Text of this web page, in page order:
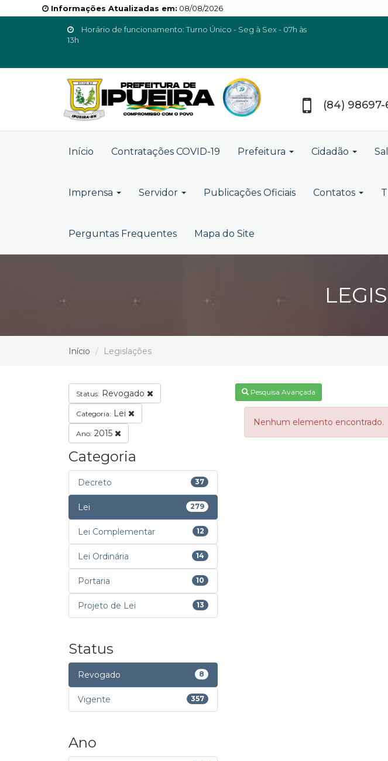
Informações Atualizadas em: 08/08/2026
Horário de funcionamento: Turno Único - Seg à Sex - 07h às
13h
(84) 98697-
Início Contratações COVID-19 Prefeitura Cidadão
Imprensa Servidor Publicações Oficiais Contatos
Perguntas Frequentes Mapa do Site
Início Legislações
Status: Revogado
Categoria: Lei
Ano: 2015
Categoria
Decreto 37
Lei 279
Lei Complementar 12
Lei Ordinária 14
Portaria 10
Projeto de Lei 13
Status
Revogado 8
Vigente 357
Ano
Pesquisa Avançada
Nenhum elemento encontrado.